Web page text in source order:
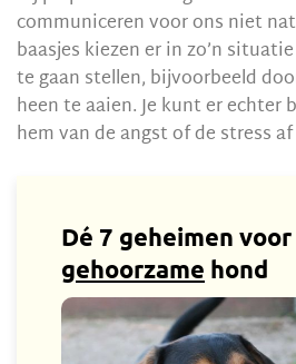
communiceren voor ons niet
baasjes kiezen er in zo’n
te gaan stellen, bijvoorbeeld
heen te aaien. Je kunt er echter
hem van de angst of de stress
Dé 7 geheimen
gehoorzame hond